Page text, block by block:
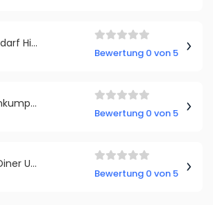
Zoobedarf Hitzegrad
Bewertung 0 von 5
pfotenkumpels GmbH
Bewertung 0 von 5
Pet´s Diner UG (haftungsbeschränkt)
Bewertung 0 von 5